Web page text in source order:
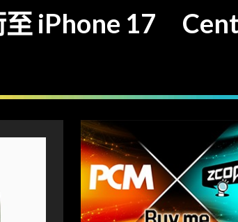
至 iPhone 17